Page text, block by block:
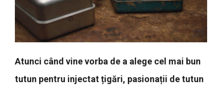
Atunci când vine vorba de a alege cel mai bun
tutun pentru injectat țigări, pasionații de tutun